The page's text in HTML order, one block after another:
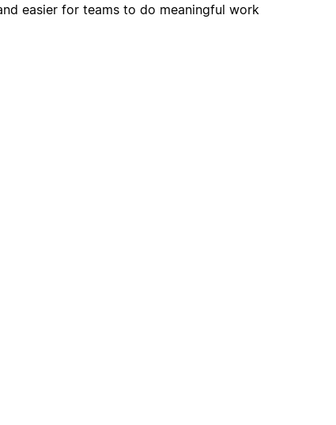
easier for teams to do meaningful work